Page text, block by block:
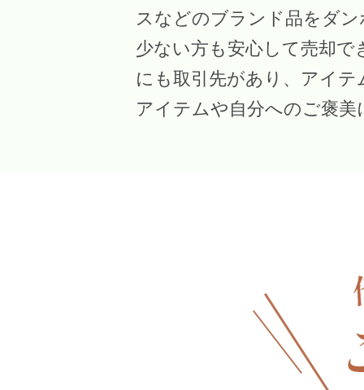
スなどのブランド品をダ
少ない方も安心して売却
にも取引先があり、アイ
アイテムや自分へのご褒